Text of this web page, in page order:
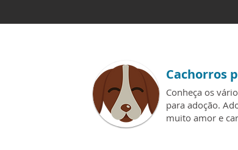
Cachorros
Conheça os
para adoção.
muito amor e